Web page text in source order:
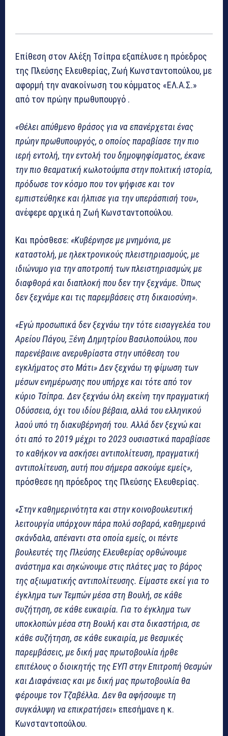
Επίθεση στον Αλέξη Τσίπρα εξαπέλυσε η πρόεδρος
της Πλεύσης Ελευθερίας, Ζωή Κωνσταντοπούλου, με
αφορμή την ανακοίνωση του κόμματος «ΕΛ.Α.Σ.»
από τον πρώην πρωθυπουργό .
«Θέλει απύθμενο θράσος για να επανέρχεται ένας
πρώην πρωθυπουργός, ο οποίος παραβίασε την πιο
ιερή εντολή, την εντολή του δημοψηφίσματος, έκανε
την πιο θεαματική κωλοτούμπα στην πολιτική ιστορία,
πρόδωσε τον κόσμο που τον ψήφισε και τον
εμπιστεύθηκε και ήλπισε για την υπεράσπισή του»,
ανέφερε αρχικά η Ζωή Κωνσταντοπούλου.
Και πρόσθεσε: «Κυβέρνησε με μνημόνια, με
καταστολή, με ηλεκτρονικούς πλειστηριασμούς, με
ιδιώνυμο για την αποτροπή των πλειστηριασμών, με
διαφθορά και διαπλοκή που δεν την ξεχνάμε. Όπως
δεν ξεχνάμε και τις παρεμβάσεις στη δικαιοσύνη».
«Εγώ προσωπικά δεν ξεχνάω την τότε εισαγγελέα του
Αρείου Πάγου, Ξένη Δημητρίου Βασιλοπούλου, που
παρενέβαινε ανερυθρίαστα στην υπόθεση του
εγκλήματος στο Μάτι» Δεν ξεχνάω τη φίμωση των
μέσων ενημέρωσης που υπήρχε και τότε από τον
κύριο Τσίπρα. Δεν ξεχνάω όλη εκείνη την πραγματική
Οδύσσεια, όχι του ιδίου βέβαια, αλλά του ελληνικού
λαού υπό τη διακυβέρνησή του. Αλλά δεν ξεχνώ και
ότι από το 2019 μέχρι το 2023 ουσιαστικά παραβίασε
το καθήκον να ασκήσει αντιπολίτευση, πραγματική
αντιπολίτευση, αυτή που σήμερα ασκούμε εμείς»,
πρόσθεσε ηη πρόεδρος της Πλεύσης Ελευθερίας.
«Στην καθημερινότητα και στην κοινοβουλευτική
λειτουργία υπάρχουν πάρα πολύ σοβαρά, καθημερινά
σκάνδαλα, απέναντι στα οποία εμείς, οι πέντε
βουλευτές της Πλεύσης Ελευθερίας ορθώνουμε
ανάστημα και σηκώνουμε στις πλάτες μας το βάρος
της αξιωματικής αντιπολίτευσης. Είμαστε εκεί για το
έγκλημα των Τεμπών μέσα στη Βουλή, σε κάθε
συζήτηση, σε κάθε ευκαιρία. Για το έγκλημα των
υποκλοπών μέσα στη Βουλή και στα δικαστήρια, σε
κάθε συζήτηση, σε κάθε ευκαιρία, με θεσμικές
παρεμβάσεις, με δική μας πρωτοβουλία ήρθε
επιτέλους ο διοικητής της ΕΥΠ στην Επιτροπή Θεσμών
και Διαφάνειας και με δική μας πρωτοβουλία θα
φέρουμε τον Τζαβέλλα. Δεν θα αφήσουμε τη
συγκάλυψη να επικρατήσει» επεσήμανε η κ.
Κωνσταντοπούλου.